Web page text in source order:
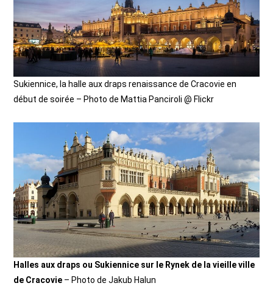
Sukiennice, la halle aux draps renaissance de Cracovie en
début de soirée – Photo de Mattia Panciroli @ Flickr
Halles aux draps ou Sukiennice sur le Rynek de la vieille ville
de Cracovie – Photo de Jakub Halun